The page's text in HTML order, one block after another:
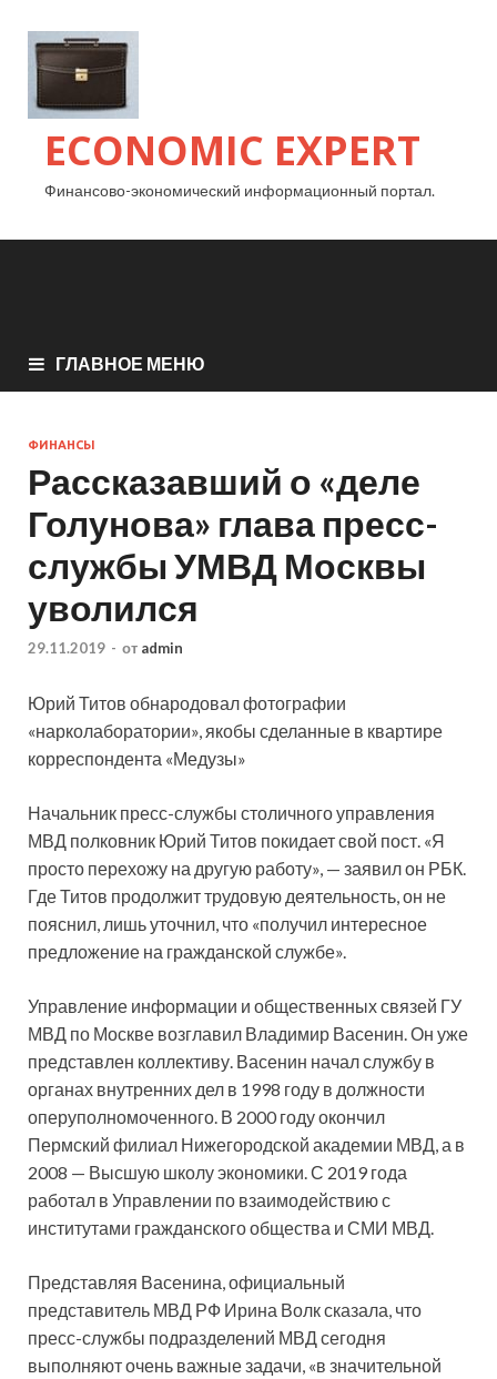
ECONOMIC EXPERT
Финансово-экономический информационный портал.
ГЛАВНОЕ МЕНЮ
ФИНАНСЫ
Рассказавший о «деле
Голунова» глава пресс-
службы УМВД Москвы
уволился
29.11.2019 - от admin
Юрий Титов обнародовал фотографии
«нарколаборатории», якобы сделанные в квартире
корреспондента «Медузы»
Начальник пресс-службы столичного управления
МВД полковник Юрий Титов покидает свой пост. «Я
просто перехожу на другую работу», — заявил он РБК.
Где Титов продолжит трудовую деятельность, он не
пояснил, лишь уточнил, что «получил интересное
предложение на гражданской службе».
Управление информации и общественных связей ГУ
МВД по Москве возглавил Владимир Васенин. Он уже
представлен коллективу. Васенин начал службу в
органах внутренних дел в 1998 году в должности
оперуполномоченного. В 2000 году окончил
Пермский филиал Нижегородской академии МВД, а в
2008 — Высшую школу экономики. С 2019 года
работал в Управлении по взаимодействию с
институтами гражданского общества и СМИ МВД.
Представляя Васенина, официальный
представитель МВД РФ Ирина Волк сказала, что
пресс-службы подразделений МВД сегодня
выполняют очень важные задачи, «в значительной